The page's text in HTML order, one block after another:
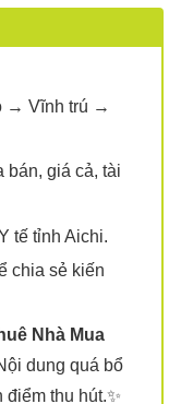
→ Vĩnh trú →
bán, giá cả, tài
tế tỉnh Aichi.
chia sẻ kiến
Nhà Mua
dung quá bổ
thu hút.✨